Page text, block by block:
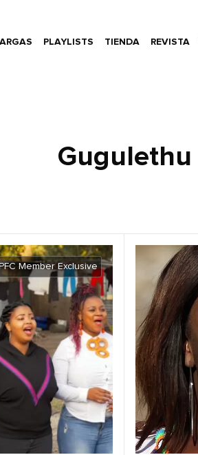
PLAYLISTS TIENDA REVISTA
Gugulethu
PFC Member Exclusive